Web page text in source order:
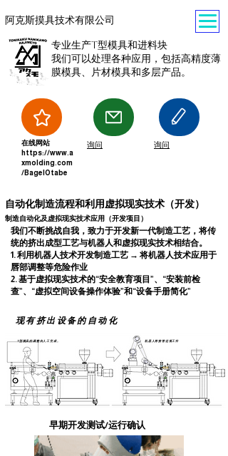
询问 询问
在线网站
https://www.a
xmolding.com
/BagelOtabe
阿克斯摸具技术有限公司
专业生产T型模具和进料块
我们可以处理各种应用，包括高精度薄
膜模具、片材模具和多层产品。
自动化制造流程和利用虚拟现实技术（开发）
制造自动化及虚拟现实技术应用（开发项目）
我们不断挑战自我，致力于开发新一代制造工艺，将传
统的挤出成型工艺与机器人和虚拟现实技术相结合。
1. 利用机器人技术开发制造工艺 → 将机器人技术应用于
唇部调整等危险作业
2. 基于虚拟现实技术的“安全教育项目”、“安装前检
查”、“虚拟空间设备操作体验”和“设备手册简化”
现有挤出设备的自动化
T型模具的调整由人工完成。 机器人将接管这项工作
早期开发测试/运行确认